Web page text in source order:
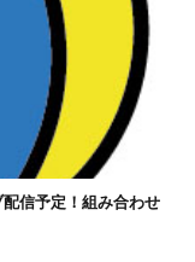
信予定！組み合わせ